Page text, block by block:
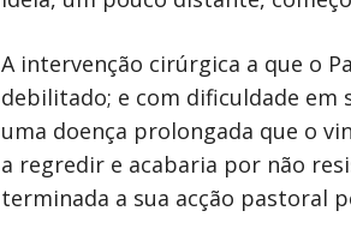
A intervenção cirúrgica a que o
debilitado; e com dificuldade em
uma doença prolongada que o
a regredir e acabaria por não
terminada a sua acção pastoral